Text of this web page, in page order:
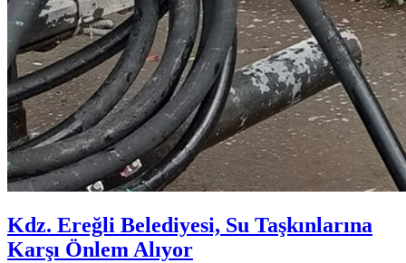
Kdz. Ereğli Belediyesi, Su Taşkınlarına
Karşı Önlem Alıyor